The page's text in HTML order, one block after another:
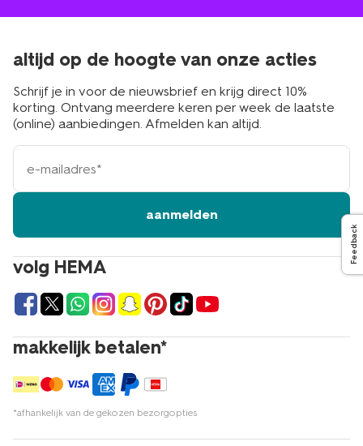
volg HEMA
makkelijk betalen*
*afhankelijk van de gekozen bezorgopties
altijd op de hoogte van onze acties
Schrijf je in voor de nieuwsbrief en krijg direct 10%
korting. Ontvang meerdere keren per week de laatste
(online) aanbiedingen. Afmelden kan altijd.
e-
mailadres
aanmelden
Feedback